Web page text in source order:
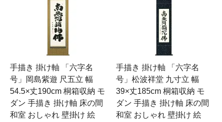
手描き 掛け軸 「六字名
号」岡島紫遊 尺五立 幅
54.5×丈190cm 桐箱収納 モ
ダン 手描き 掛け軸 床の間
和室 おしゃれ 壁掛け 絵
手描き 掛け軸 「六字名
号」松波祥堂 九寸立 幅
39×丈185cm 桐箱収納 モ
ダン 手描き 掛け軸 床の間
和室 おしゃれ 壁掛け 絵